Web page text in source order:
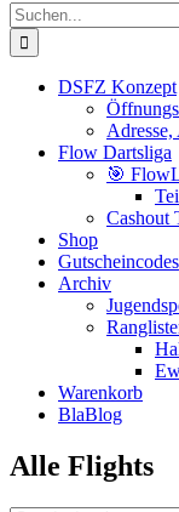
Suche
nach:
DSFZ Konzept
Flow Dartsliga
🎯
Cashout
Shop
Gutscheincodes
Archiv
Warenkorb
BlaBlog
Alle Flights